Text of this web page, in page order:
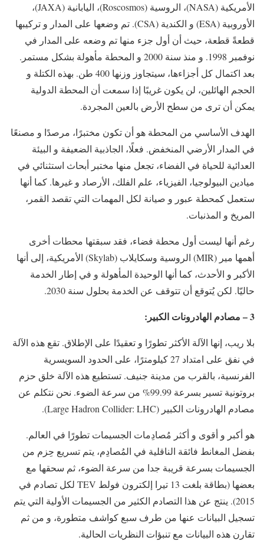
الأمريكية (NASA)، الروسية (Roscosmos)، اليابانية (JAXA)،
الأوروبية (ESA) و الكندية (CSA). تم وضعها على المدار و تركيبها
قطعةً قطعة، حيث أن أول جزء منها تم وضعه على المدار في
نوفمبر 1998. و منذ سنة 2000 و المحطة مأهولة بشكل مستمر.
بعد اكتمال كل أجزاءها، سيتجاوز وزنها 400 طن. بهذه الكتلة و
الحجم الهائلين، لن يكون غريبًا إذا سمعت أن المحطة الدولية
يمكن أن ترى من سطح الأرض بالعين المجردة.
الهدف الأساسي من المحطة هو أن تكون مختبرًا، مرصدًا و مصنعًا
في المدار الأرضي المنخفض. فعلًا، الجاذبية الضعيفة و البيئة
العدائية للحياة في الفضاء، تجعل منها مختبر أبحاث استثنائي في
ميادين البيولوجيا، الفيزياء، علم الفلك، الأرصاد و غيرها. كما أنها
ستعمل كمحطة عبور و صيانة لكل المهمات التي تقصد القمر،
المريخ و المذنبات.
رغم أنها ليست أول محطة فضاء، فقد سبقتها محطات أخرى
أهمها مير (MIR) الروسية وسكايلاب (Skylab) الأمريكية، إلى أنها
الأكبر و الأحدث، كما أنها الوحيدة المأهولة و في إطار الخدمة
حاليّا. لكن يُتوقع أن تتوقف عن الخدمة بحلول سنة 2030.
3 – مصادم الهادرونات الكبير:
بلا ريب، إنها الآلة الأكثر تطورًا و تعقيدًا على الإطلاق. تقع هذه الآلة
في نفق على امتداد 27 كيلومترًا، على الحدود السويسرية
الفرنسية، بالقرب من مدينة جنيف. تستطيع هذه الآلة خلق حزم
بروتونية تسير بسرعة 99.99% من سرعة الضوء. نحن نتكلم عن
مصادم الهادرونات الكبير (Large Hadron Collider: LHC).
هو أكبر و أقوى و أكثر مُصادِمات الجسيمات تطورًا في العالم.
بفضل المغانط فائقة الناقلية في المُصادِم، يتم تسريع حِزم من
الجسيمات بسرعة قريبة جدا من سرعة الضوء، ثم سحقها مع
بعضها (بطاقة بلغت 13 تيرا إلكترون فولط TEV لكل تصادم في
2015). ينتج عن هذا التصادم الكثير من الجسيمات الأولية التي يتم
تسجيل البيانات عنها من طرف سبع كواشف متطورة، و من ثم
تقارن هذه البيانات مع تنبؤات النظريات الحالية.